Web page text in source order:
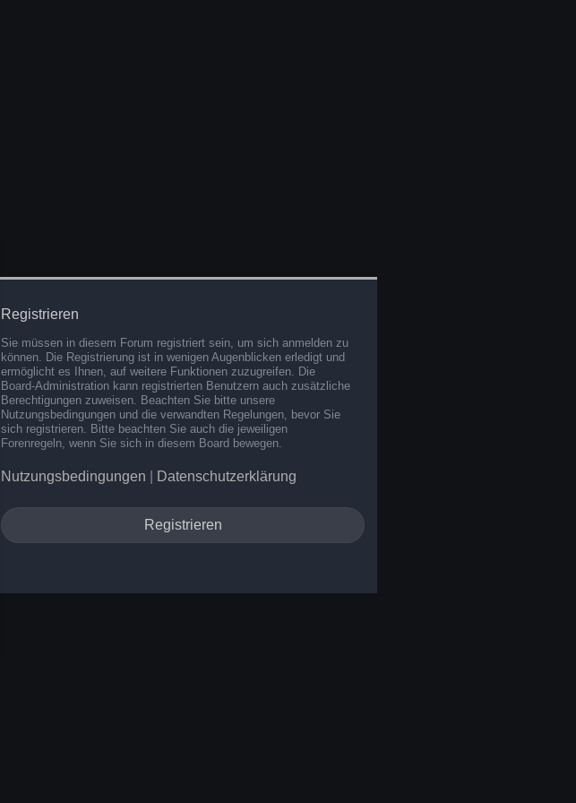
Registrieren
Sie müssen in diesem Forum registriert sein, um sich anmelden zu
können. Die Registrierung ist in wenigen Augenblicken erledigt und
ermöglicht es Ihnen, auf weitere Funktionen zuzugreifen. Die
Board-Administration kann registrierten Benutzern auch zusätzliche
Berechtigungen zuweisen. Beachten Sie bitte unsere
Nutzungsbedingungen und die verwandten Regelungen, bevor Sie
sich registrieren. Bitte beachten Sie auch die jeweiligen
Forenregeln, wenn Sie sich in diesem Board bewegen.
Nutzungsbedingungen Datenschutzerklärung
Registrieren